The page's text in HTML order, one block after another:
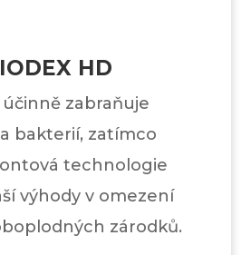
HD
účinně zabraňuje
bakterií, zatímco
technologie
výhody v omezení
zárodků.